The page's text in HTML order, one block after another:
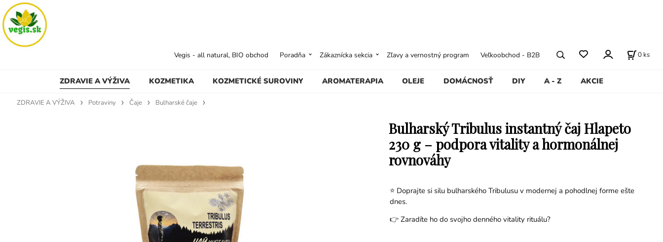
ZDRAVIE A VÝŽIVA KOZMETIKA KOZMETICKÉ SUROVINY AROMATERAPIA OLEJE DOMÁCNOSŤ DIY A - Z AKCIE
Vegis - all natural, BIO obchod Poradňa Zákaznícka sekcia Zľavy a vernostný program Veľkoobchod - B2B 0 ks
ZDRAVIE A VÝŽIVA Potraviny Čaje Bulharské čaje
Bulharský Tribulus instantný čaj Hlapeto
230 g – podpora vitality a hormonálnej
rovnováhy
⭐ Doprajte si silu bulharského Tribulusu v modernej a pohodlnej forme ešte
dnes.
👉 Zaradíte ho do svojho denného vitality rituálu?